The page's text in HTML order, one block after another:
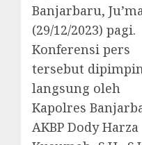
Banjarbaru,
(29/12/2023) pagi.
Konferensi pers
tersebut
langsung oleh
Kapolres
AKBP Dody Harza